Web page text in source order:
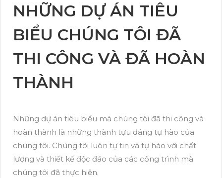
NHỮNG DỰ ÁN TIÊU
BIỂU CHÚNG TÔI ĐÃ
THI CÔNG VÀ ĐÃ HOÀN
THÀNH
Những dự án tiêu biểu mà chúng tôi đã thi công và
hoàn thành là những thành tựu đáng tự hào của
chúng tôi. Chúng tôi luôn tự tin và tự hào với chất
lượng và thiết kế độc đáo của các công trình mà
chúng tôi đã thực hiện.